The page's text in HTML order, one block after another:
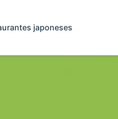
japoneses